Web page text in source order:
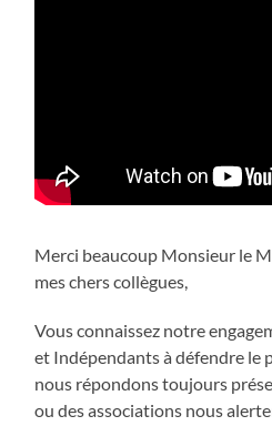
Merci beaucoup Monsieur le
mes chers collègues,
Vous connaissez notre
et Indépendants à défendre le
nous répondons toujours
ou des associations nous